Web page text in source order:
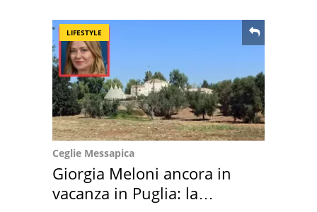
LIFESTYLE
Ceglie Messapica
Giorgia Meloni ancora in
vacanza in Puglia: la